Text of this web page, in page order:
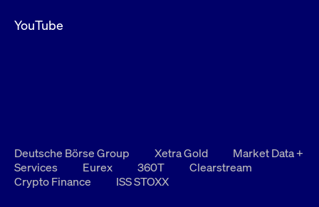
YouTube
Deutsche Börse Group Xetra Gold
Market Data +
Services
Eurex 360T
Clearstream
Crypto Finance
ISS STOXX